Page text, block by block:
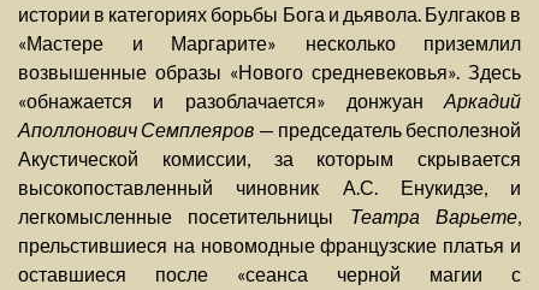
истории в категориях борьбы Бога и дьявола. Булгаков в
«Мастере и Маргарите» несколько приземлил
возвышенные образы «Нового средневековья». Здесь
«обнажается и разоблачается» донжуан Аркадий
Аполлонович Семплеяров — председатель бесполезной
Акустической комиссии, за которым скрывается
высокопоставленный чиновник А.С. Енукидзе, и
легкомысленные посетительницы Театра Варьете,
прельстившиеся на новомодные французские платья и
оставшиеся после «сеанса черной магии с